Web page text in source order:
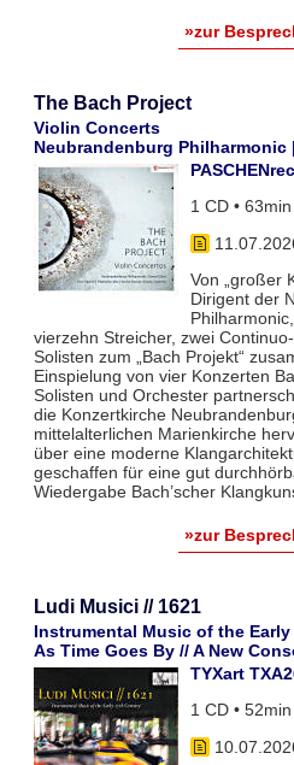
»zur
The Bach Project
Violin Concerts
Neubrandenburg Philharmonic
1 CD •
Von „großer
Dirigent der
vierzehn Streicher, zwei
Solisten zum „Bach Projekt“
Einspielung von vier Konzerten
Solisten und Orchester
die Konzertkirche
mittelalterlichen Marienkirche
über eine moderne
geschaffen für eine gut
Wiedergabe Bach’scher
»zur
Ludi Musici // 1621
Instrumental Music of the
As Time Goes By // A New
TYXart
1 CD •